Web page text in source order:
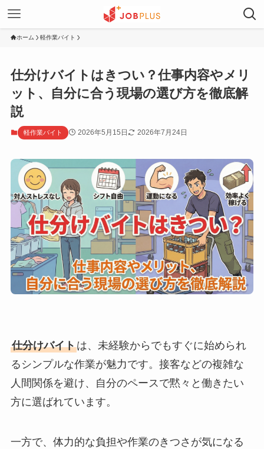
ホーム 軽作業バイト
仕分けバイトはきつい？仕事内容やメリ
ット、自分に合う現場の選び方を徹底解
説
軽作業バイト 2026年5月15日 2026年7月24日
仕分けバイトは、未経験からでもすぐに始められ
るシンプルな作業が魅力です。接客などの複雑な
人間関係を避け、自分のペースで黙々と働きたい
方に選ばれています。
一方で、体力的な負担や作業のきつさが気になる